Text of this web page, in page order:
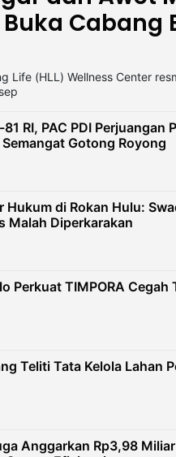
Cabang
Life (HLL) Wellness Center
RI, PAC PDI Perjuangan
Gotong Royong
Hukum di Rokan Hulu:
Malah Diperkarakan
Perkuat TIMPORA Cegah
Teliti Tata Kelola Lahan
Anggarkan Rp3,98